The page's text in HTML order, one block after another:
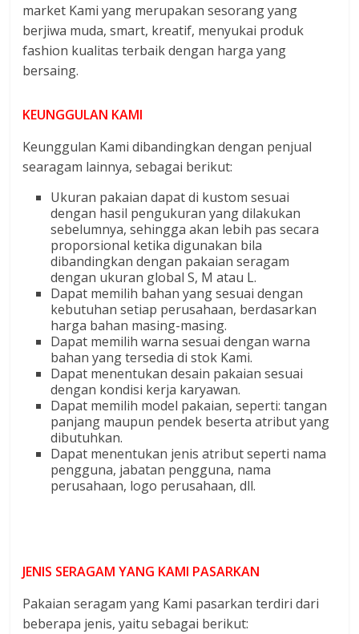
market Kami yang merupakan sesorang yang
berjiwa muda, smart, kreatif, menyukai produk
fashion kualitas terbaik dengan harga yang
bersaing.
KEUNGGULAN KAMI
Keunggulan Kami dibandingkan dengan penjual
searagam lainnya, sebagai berikut:
Ukuran pakaian dapat di kustom sesuai
dengan hasil pengukuran yang dilakukan
sebelumnya, sehingga akan lebih pas secara
proporsional ketika digunakan bila
dibandingkan dengan pakaian seragam
dengan ukuran global S, M atau L.
Dapat memilih bahan yang sesuai dengan
kebutuhan setiap perusahaan, berdasarkan
harga bahan masing-masing.
Dapat memilih warna sesuai dengan warna
bahan yang tersedia di stok Kami.
Dapat menentukan desain pakaian sesuai
dengan kondisi kerja karyawan.
Dapat memilih model pakaian, seperti: tangan
panjang maupun pendek beserta atribut yang
dibutuhkan.
Dapat menentukan jenis atribut seperti nama
pengguna, jabatan pengguna, nama
perusahaan, logo perusahaan, dll.
JENIS SERAGAM YANG KAMI PASARKAN
Pakaian seragam yang Kami pasarkan terdiri dari
beberapa jenis, yaitu sebagai berikut: